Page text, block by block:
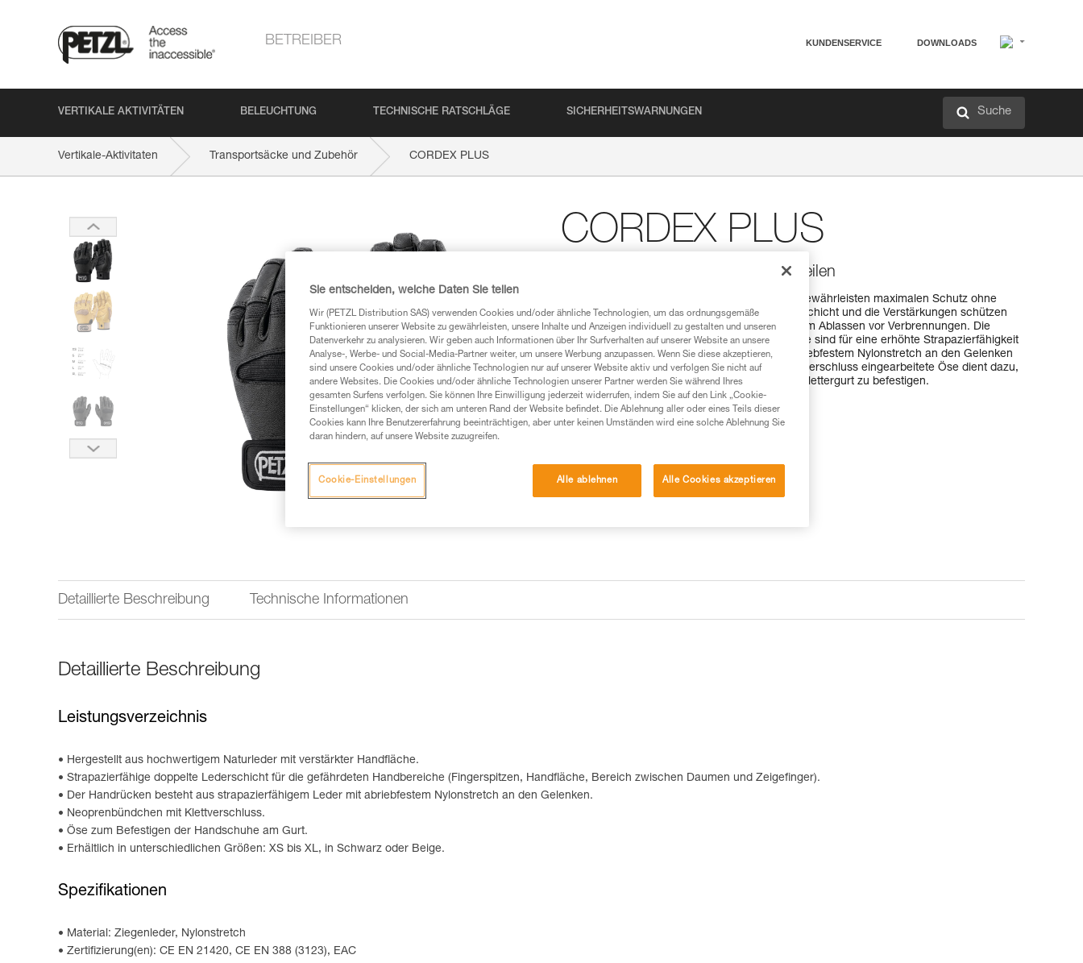
BETREIBER KUNDENSERVICE DOWNLOADS
VERTIKALE AKTIVITÄTEN BELEUCHTUNG TECHNISCHE RATSCHLÄGE SICHERHEITSWARNUNGEN Suche
Vertikale-Aktivitaten Transportsäcke und Zubehör CORDEX PLUS
CORDEX PLUS
Handschuhe zum Sichern und Abseilen
Diese Handschuhe zum Sichern und Abseilen gewährleisten maximalen Schutz ohne
Abstriche bei der Präzision. Die doppelte Lederschicht und die Verstärkungen schützen
die Handfläche bei langen Abseilfahrten und beim Ablassen vor Verbrennungen. Die
Fingerspitzen und die gefährdeten Handbereiche sind für eine erhöhte Strapazierfähigkeit
verstärkt. Der Handrücken ist aus Leder mit abriebfestem Nylonstretch an den Gelenken
gefertigt. Die in das Neoprenbündchen mit Klettverschluss eingearbeitete Öse dient dazu,
die Handschuhe mit Hilfe eines Karabiners am Klettergurt zu befestigen.
Einen Händler finden
Detaillierte Beschreibung Technische Informationen
Detaillierte Beschreibung
Leistungsverzeichnis
Hergestellt aus hochwertigem Naturleder mit verstärkter Handfläche.
Strapazierfähige doppelte Lederschicht für die gefährdeten Handbereiche (Fingerspitzen, Handfläche, Bereich zwischen Daumen und Zeigefinger).
Der Handrücken besteht aus strapazierfähigem Leder mit abriebfestem Nylonstretch an den Gelenken.
Neoprenbündchen mit Klettverschluss.
Öse zum Befestigen der Handschuhe am Gurt.
Erhältlich in unterschiedlichen Größen: XS bis XL, in Schwarz oder Beige.
Spezifikationen
Material: Ziegenleder, Nylonstretch
Zertifizierung(en): CE EN 21420, CE EN 388 (3123), EAC
Sie entscheiden, welche Daten Sie teilen
Wir (PETZL Distribution SAS) verwenden Cookies und/oder ähnliche Technologien, um das ordnungsgemäße
Funktionieren unserer Website zu gewährleisten, unsere Inhalte und Anzeigen individuell zu gestalten und unseren
Datenverkehr zu analysieren. Wir geben auch Informationen über Ihr Surfverhalten auf unserer Website an unsere
Analyse-, Werbe- und Social-Media-Partner weiter, um unsere Werbung anzupassen. Wenn Sie diese akzeptieren,
sind unsere Cookies und/oder ähnliche Technologien nur auf unserer Website aktiv und verfolgen Sie nicht auf
andere Websites. Die Cookies und/oder ähnliche Technologien unserer Partner werden Sie während Ihres
gesamten Surfens verfolgen. Sie können Ihre Einwilligung jederzeit widerrufen, indem Sie auf den Link „Cookie-
Einstellungen“ klicken, der sich am unteren Rand der Website befindet. Die Ablehnung aller oder eines Teils dieser
Cookies kann Ihre Benutzererfahrung beeinträchtigen, aber unter keinen Umständen wird eine solche Ablehnung Sie
daran hindern, auf unsere Website zuzugreifen.
Alle ablehnen Alle Cookies akzeptieren
Cookie-Einstellungen